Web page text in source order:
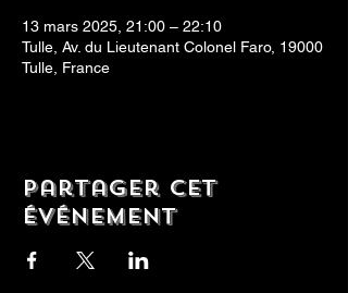
13 mars 2025, 21:00 – 22:10
Tulle, Av. du Lieutenant Colonel Faro, 19000
Tulle, France
Partager cet
événement